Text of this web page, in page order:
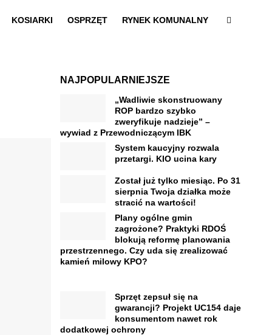
KOSIARKI OSPRZĘT RYNEK KOMUNALNY
NAJPOPULARNIEJSZE
„Wadliwie skonstruowany
ROP bardzo szybko
zweryfikuje nadzieje” –
wywiad z Przewodniczącym IBK
System kaucyjny rozwala
przetargi. KIO ucina kary
Został już tylko miesiąc. Po 31
sierpnia Twoja działka może
stracić na wartości!
Plany ogólne gmin
zagrożone? Praktyki RDOŚ
blokują reformę planowania
przestrzennego. Czy uda się zrealizować
kamień milowy KPO?
Sprzęt zepsuł się na
gwarancji? Projekt UC154 daje
konsumentom nawet rok
dodatkowej ochrony